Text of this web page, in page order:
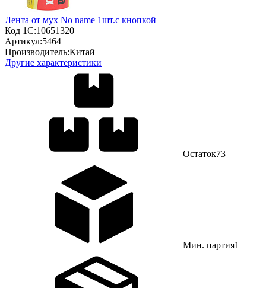
Лента от мух No name 1шт.с кнопкой
Код 1С:10651320
Артикул:5464
Производитель:Китай
Другие характеристики
Остаток73
Мин. партия1